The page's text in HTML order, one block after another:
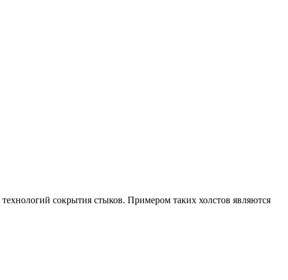
сокрытия стыков. Примером таких холстов являются